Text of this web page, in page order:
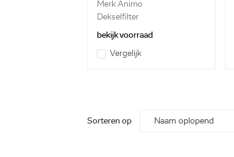
Merk Animo
Dekselfilter
bekijk voorraad
Vergelijk
Sorteren op